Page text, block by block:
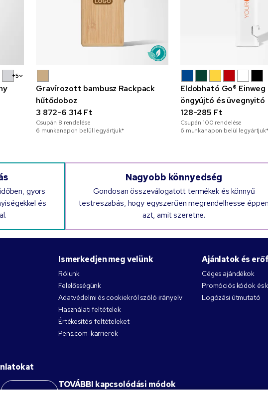
+5
Gravírozott bambusz Rackpack
hűtődoboz
3 872-6 314 Ft
Csupán 8 rendelése
6 munkanapon belül legyártjuk*
Eldobható Go® Einweg
öngyújtó és üvegnyitó
128-285 Ft
Csupán 100 rendelése
6 munkanapon belül legyártjuk*
gyors
és
Nagyobb könnyedség
Gondosan összeválogatott termékek és könnyű
testreszabás, hogy egyszerűen megrendelhesse éppen
azt, amit szeretne.
Feliratkozás
Ismerkedjen meg velünk
Rólunk
Felelősségünk
Adatvédelmi és cookiekról szóló irányelv
Használati feltételek
Értékesítési feltételeket
Pens.com-karrierek
TOVÁBBI kapcsolódási módok
Ajánlatok és
Céges ajándékok
Promóciós kódok és
Logózási útmutató